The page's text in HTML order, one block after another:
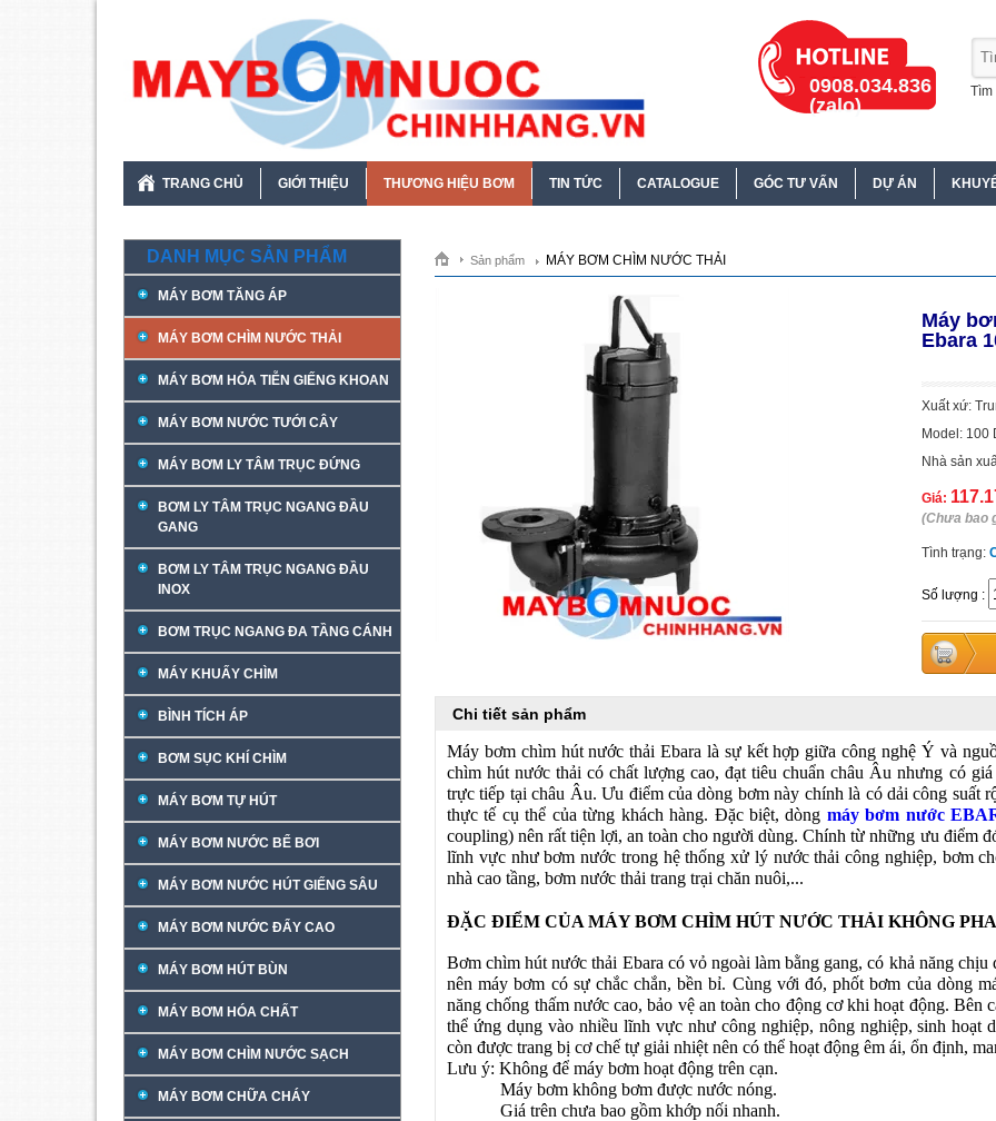
Tìm
0908.034.836
(zalo)
TRANG CHỦ GIỚI THIỆU THƯƠNG HIỆU BƠM TIN TỨC CATALOGUE GÓC TƯ VẤN DỰ ÁN
DANH MỤC SẢN PHẨM
MÁY BƠM TĂNG ÁP
MÁY BƠM CHÌM NƯỚC THẢI
MÁY BƠM HỎA TIỄN GIẾNG KHOAN
MÁY BƠM NƯỚC TƯỚI CÂY
MÁY BƠM LY TÂM TRỤC ĐỨNG
BƠM LY TÂM TRỤC NGANG ĐẦU
GANG
BƠM LY TÂM TRỤC NGANG ĐẦU
INOX
BƠM TRỤC NGANG ĐA TẦNG CÁNH
MÁY KHUẤY CHÌM
BÌNH TÍCH ÁP
BƠM SỤC KHÍ CHÌM
MÁY BƠM TỰ HÚT
MÁY BƠM NƯỚC BỂ BƠI
MÁY BƠM NƯỚC HÚT GIẾNG SÂU
MÁY BƠM NƯỚC ĐẨY CAO
MÁY BƠM HÚT BÙN
MÁY BƠM HÓA CHẤT
MÁY BƠM CHÌM NƯỚC SẠCH
MÁY BƠM CHỮA CHÁY
Sản phẩm MÁY BƠM CHÌM NƯỚC THẢI
Máy
Ebara
Xuất xứ:
Model: 100
Nhà sản
Giá:
(Chưa bao
Tình trạng:
Số lượng :
Chi tiết sản phẩm
Máy bơm chìm hút nước thải Ebara là sự kết hợp giữa công nghệ Ý và
chìm hút nước thải có chất lượng cao, đạt tiêu chuẩn châu Âu nhưng có
trực tiếp tại châu Âu. Ưu điểm của dòng bơm này chính là có dải công suất
thực tế cụ thể của từng khách hàng. Đặc biệt, dòng máy bơm nước
coupling) nên rất tiện lợi, an toàn cho người dùng. Chính từ những ưu điểm
lĩnh vực như bơm nước trong hệ thống xử lý nước thải công nghiệp, bơm
nhà cao tầng, bơm nước thải trang trại chăn nuôi,...
ĐẶC ĐIỂM CỦA MÁY BƠM CHÌM HÚT NƯỚC THẢI KHÔNG
Bơm chìm hút nước thải Ebara có vỏ ngoài làm bằng gang, có khả năng
nên máy bơm có sự chắc chắn, bền bỉ. Cùng với đó, phốt bơm của dòng
năng chống thấm nước cao, bảo vệ an toàn cho động cơ khi hoạt động.
thể ứng dụng vào nhiều lĩnh vực như công nghiệp, nông nghiệp, sinh hoạt
còn được trang bị cơ chế tự giải nhiệt nên có thể hoạt động êm ái, ổn định,
Lưu ý: Không để máy bơm hoạt động trên cạn.
Máy bơm không bơm được nước nóng.
Giá trên chưa bao gồm khớp nối nhanh.